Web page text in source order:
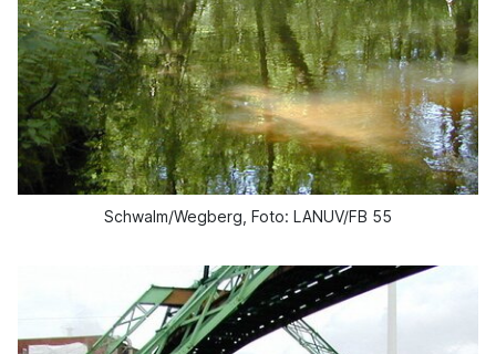
Schwalm/Wegberg, Foto: LANUV/FB 55